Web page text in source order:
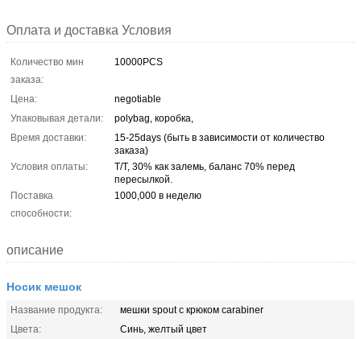
Оплата и доставка Условия
Количество мин
заказа:
10000PCS
Цена:
negotiable
Упаковывая детали:
polybag, коробка,
Время доставки:
15-25days (быть в зависимости от количество
заказа)
Условия оплаты:
T/T, 30% как залемь, баланс 70% перед
пересылкой.
Поставка
способности:
1000,000 в неделю
описание
Носик мешок
Название продукта:
мешки spout с крюком carabiner
Цвета:
Синь, желтый цвет